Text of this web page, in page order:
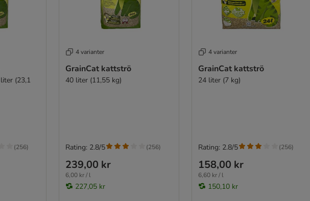
(23,1
(256)
4 varianter
GrainCat kattströ
40 liter (11,55 kg)
239,00 kr
6,00 kr / l
227,05 kr
Rating: 2.8/5 (256)
4 varianter
GrainCat kattströ
24 liter (7 kg)
158,00 kr
6,60 kr / l
150,10 kr
Rating: 2.8/5 (256)